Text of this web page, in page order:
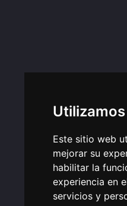
Este sitio web
mejorar su
habilitar la
experiencia en
servicios y